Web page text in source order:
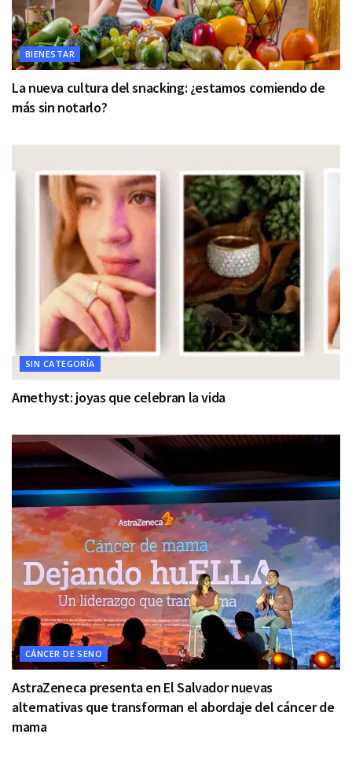
BIENESTAR
La nueva cultura del snacking: ¿estamos comiendo de
más sin notarlo?
SIN CATEGORÍA
Amethyst: joyas que celebran la vida
CÁNCER DE SENO
AstraZeneca presenta en El Salvador nuevas
alternativas que transforman el abordaje del cáncer de
mama